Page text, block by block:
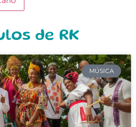
de RK
MÚSICA